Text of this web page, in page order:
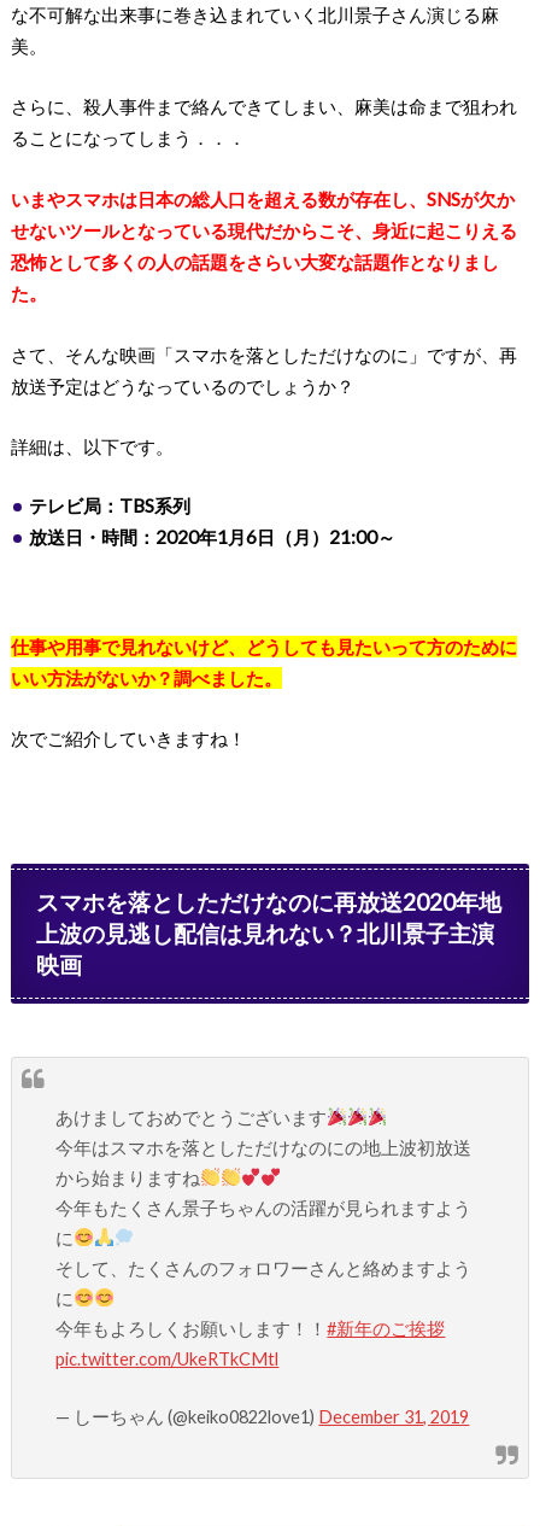
な不可解な出来事に巻き込まれていく北川景子さん演じる麻
美。
さらに、殺人事件まで絡んできてしまい、麻美は命まで狙われ
ることになってしまう．．．
いまやスマホは日本の総人口を超える数が存在し、SNSが欠か
せないツールとなっている現代だからこそ、身近に起こりえる
恐怖として多くの人の話題をさらい大変な話題作となりまし
た。
さて、そんな映画「スマホを落としただけなのに」ですが、再
放送予定はどうなっているのでしょうか？
詳細は、以下です。
テレビ局：TBS系列
放送日・時間：2020年1月6日（月）21:00～
仕事や用事で見れないけど、どうしても見たいって方のために
いい方法がないか？調べました。
次でご紹介していきますね！
スマホを落としただけなのに再放送2020年地
上波の見逃し配信は見れない？北川景子主演
映画
あけましておめでとうございます
今年はスマホを落としただけなのにの地上波初放送
から始まりますね
今年もたくさん景子ちゃんの活躍が見られますよう
に
そして、たくさんのフォロワーさんと絡めますよう
に
今年もよろしくお願いします！！#新年のご挨拶
pic.twitter.com/UkeRTkCMtl
— しーちゃん (@keiko0822love1) December 31, 2019